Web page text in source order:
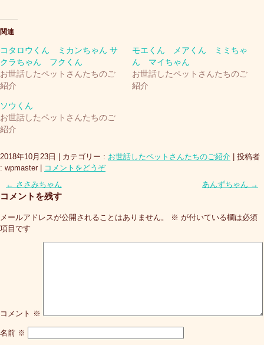
関連
コタロウくん ミカンちゃん サ
クラちゃん フクくん
お世話したペットさんたちのご
紹介
モエくん メアくん ミミちゃ
ん マイちゃん
お世話したペットさんたちのご
紹介
ソウくん
お世話したペットさんたちのご
紹介
2018年10月23日 カテゴリー : お世話したペットさんたちのご紹介
投稿者
: wpmaster
コメントをどうぞ
← ささみちゃん あんずちゃん →
コメントを残す
メールアドレスが公開されることはありません。 ※ が付いている欄は必須
項目です
コメント ※
名前 ※